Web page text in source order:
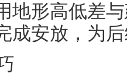
地形高低差
成安放，为